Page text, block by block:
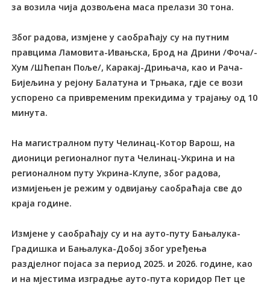
за возила чија дозвољена маса прелази 30 тона.
Због радова, измјене у саобраћају су на путним
правцима Ламовита-Ивањска, Брод на Дрини /Фоча/-
Хум /Шћепан Поље/, Каракај-Дрињача, као и Рача-
Бијељина у рејону Балатуна и Трњака, гдје се вози
успорено са привременим прекидима у трајању од 10
минута.
На магистралном путу Челинац-Котор Варош, на
дионици регионалног пута Челинац-Укрина и на
регионалном путу Укрина-Клупе, због радова,
измијењен је режим у одвијању саобраћаја све до
краја године.
Измјене у саобраћају су и на ауто-путу Бањалука-
Градишка и Бањалука-Добој због уређења
раздјелног појаса за период 2025. и 2026. године, као
и на мјестима изградње ауто-пута коридор Пет це